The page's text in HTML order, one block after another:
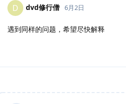
D dvd修行僧 6月2日
遇到同样的问题，希望尽快解释